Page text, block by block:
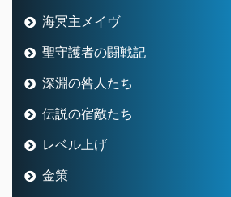
海冥主メイヴ
聖守護者の闘戦記
深淵の咎人たち
伝説の宿敵たち
レベル上げ
金策